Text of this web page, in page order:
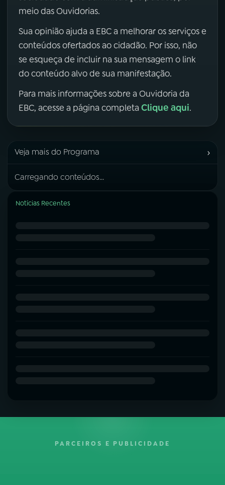
meio das Ouvidorias.
Sua opinião ajuda a EBC a melhorar os serviços e
conteúdos ofertados ao cidadão. Por isso, não
se esqueça de incluir na sua mensagem o link
do conteúdo alvo de sua manifestação.
Para mais informações sobre a Ouvidoria da
EBC, acesse a página completa Clique aqui.
Veja mais do Programa ›
Carregando conteúdos...
Notícias Recentes
PARCEIROS E PUBLICIDADE